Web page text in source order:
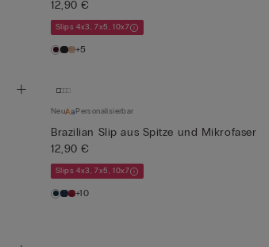
12,90 €
Slips 4x3, 7x5, 10x7
+5
Neu Personalisierbar
Brazilian Slip aus Spitze und Mikrofaser
12,90 €
Slips 4x3, 7x5, 10x7
+10